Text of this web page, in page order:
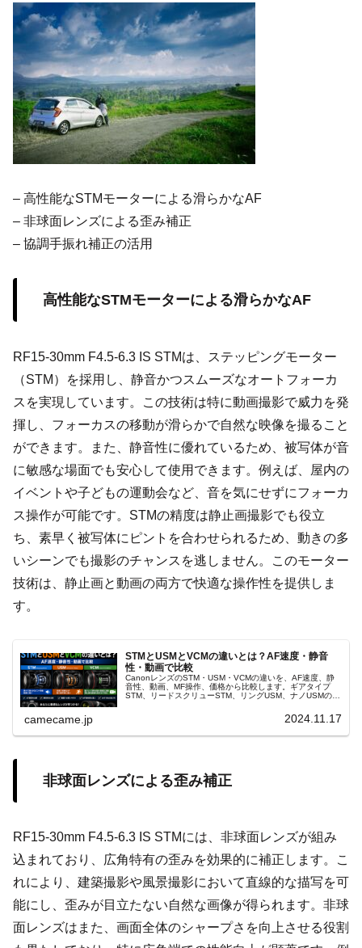
– 高性能なSTMモーターによる滑らかなAF
– 非球面レンズによる歪み補正
– 協調手振れ補正の活用
高性能なSTMモーターによる滑らかなAF
RF15-30mm F4.5-6.3 IS STMは、ステッピングモーター
（STM）を採用し、静音かつスムーズなオートフォーカ
スを実現しています。この技術は特に動画撮影で威力を発
揮し、フォーカスの移動が滑らかで自然な映像を撮ること
ができます。また、静音性に優れているため、被写体が音
に敏感な場面でも安心して使用できます。例えば、屋内の
イベントや子どもの運動会など、音を気にせずにフォーカ
ス操作が可能です。STMの精度は静止画撮影でも役立
ち、素早く被写体にピントを合わせられるため、動きの多
いシーンでも撮影のチャンスを逃しません。このモーター
技術は、静止画と動画の両方で快適な操作性を提供しま
す。
STMとUSMとVCMの違いとは？AF速度・静音
性・動画で比較
CanonレンズのSTM・USM・VCMの違いを、AF速度、静
音性、動画、MF操作、価格から比較します。ギアタイプ
STM、リードスクリューSTM、リングUSM、ナノUSMの特
camecame.jp 2024.11.17
非球面レンズによる歪み補正
RF15-30mm F4.5-6.3 IS STMには、非球面レンズが組み
込まれており、広角特有の歪みを効果的に補正します。こ
れにより、建築撮影や風景撮影において直線的な描写を可
能にし、歪みが目立たない自然な画像が得られます。非球
面レンズはまた、画面全体のシャープさを向上させる役割